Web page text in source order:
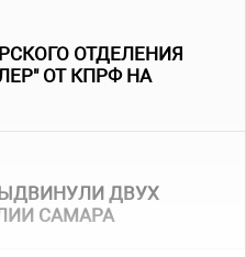
ОТДЕЛЕНИЯ
ОТ КПРФ НА
ДВУХ
САМАРА